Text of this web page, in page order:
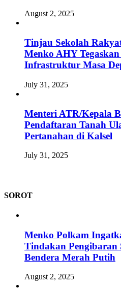
August 2, 2025
Tinjau Sekolah
Menko AHY
Infrastruktur Masa
July 31, 2025
Menteri ATR/Kepala
Pendaftaran Tanah
Pertanahan di Kalsel
July 31, 2025
SOROT
Menko Polkam
Tindakan Pengibaran
Bendera Merah Putih
August 2, 2025